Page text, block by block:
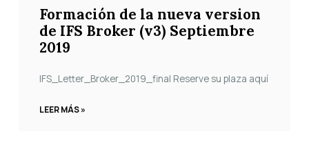
Formación de la nueva version
de IFS Broker (v3) Septiembre
2019
IFS_Letter_Broker_2019_final Reserve su plaza aquí
LEER MÁS »